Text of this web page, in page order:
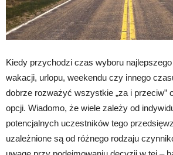
Kiedy przychodzi czas wyboru
wakacji, urlopu, weekendu czy innego
dobrze rozważyć wszystkie „za i przeciw”
opcji. Wiadomo, że wiele zależy od
potencjalnych uczestników tego
uzależnione są od różnego rodzaju